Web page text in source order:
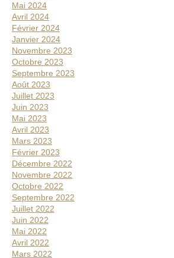
Mai 2024
Avril 2024
Février 2024
Janvier 2024
Novembre 2023
Octobre 2023
Septembre 2023
Août 2023
Juillet 2023
Juin 2023
Mai 2023
Avril 2023
Mars 2023
Février 2023
Décembre 2022
Novembre 2022
Octobre 2022
Septembre 2022
Juillet 2022
Juin 2022
Mai 2022
Avril 2022
Mars 2022